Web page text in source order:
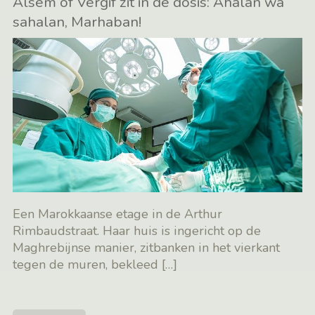
sahalan, Marhaban!
Een Marokkaanse etage in de Arthur
Rimbaudstraat. Haar huis is ingericht op de
Maghrebijnse manier, zitbanken in het vierkant
tegen de muren, bekleed […]